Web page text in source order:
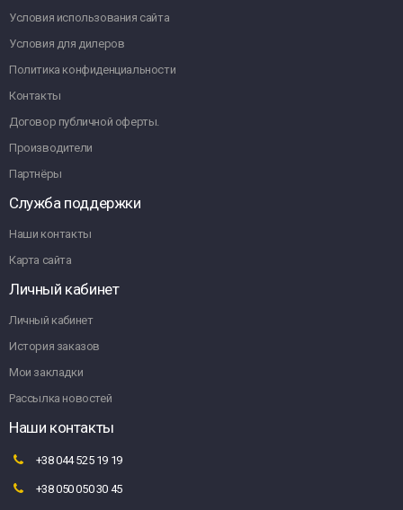
Условия использования сайта
Условия для дилеров
Политика конфиденциальности
Контакты
Договор публичной оферты.
Производители
Партнёры
Служба поддержки
Наши контакты
Карта сайта
Личный кабинет
Личный кабинет
История заказов
Мои закладки
Рассылка новостей
Наши контакты
+38 044 525 19 19
+38 050 050 30 45